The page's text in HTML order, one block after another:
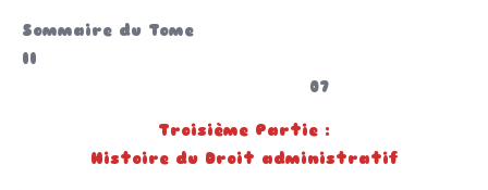
Sommaire du Tome
II
07
Troisième Partie :
Histoire du Droit administratif